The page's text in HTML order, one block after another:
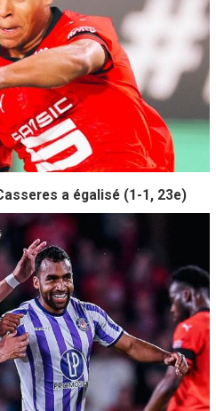
a égalisé (1-1, 23e)